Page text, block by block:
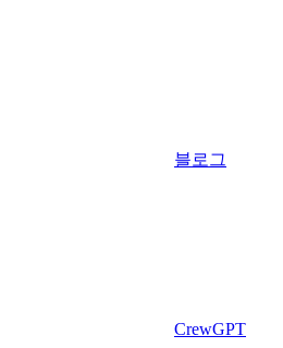
블로그
CrewGPT